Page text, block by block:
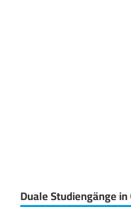
Duale Studiengänge